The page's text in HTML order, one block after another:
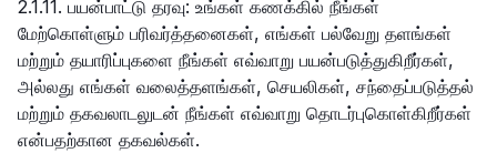
2.1.11. பயன்பாட்டு தரவு: உங்கள் கணக்கில் நீங்கள்
மேற்கொள்ளும் பரிவர்த்தனைகள், எங்கள் பல்வேறு தளங்கள்
மற்றும் தயாரிப்புகளை நீங்கள் எவ்வாறு பயன்படுத்துகிறீர்கள்,
அல்லது எங்கள் வலைத்தளங்கள், செயலிகள், சந்தைப்படுத்தல்
மற்றும் தகவலாடலுடன் நீங்கள் எவ்வாறு தொடர்புகொள்கிறீர்கள்
என்பதற்கான தகவல்கள்.